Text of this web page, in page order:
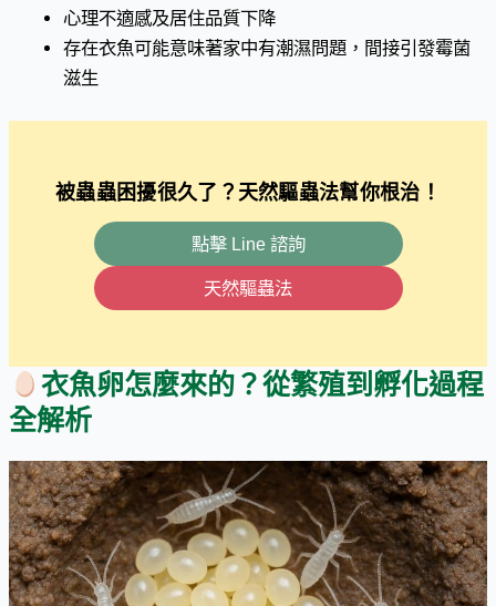
心理不適感及居住品質下降
存在衣魚可能意味著家中有潮濕問題，間接引發霉菌
滋生
被蟲蟲困擾很久了？天然驅蟲法幫你根治！
點擊 Line 諮詢
天然驅蟲法
衣魚卵怎麼來的？從繁殖到孵化過程
全解析